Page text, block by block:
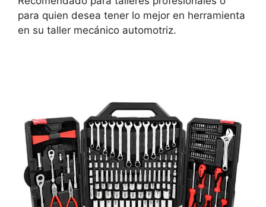
para quien desea tener lo mejor en herramienta
en su taller mecánico automotriz.